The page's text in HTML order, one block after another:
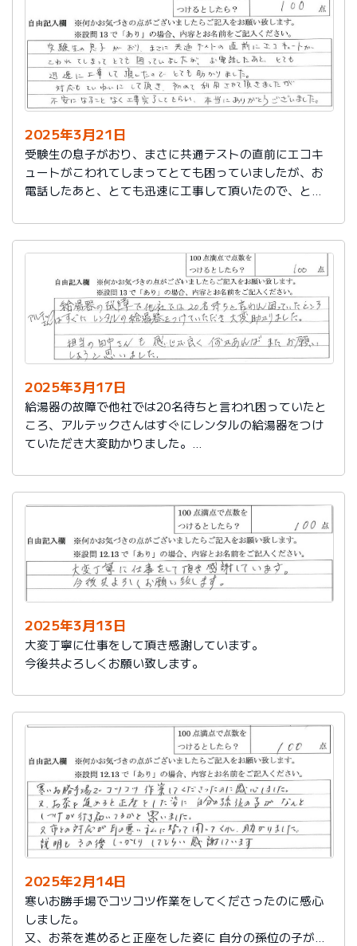
2025年3月21日
受験生の息子がおり、まさに共通テストの直前にエコキ
ュートがこわれてしまってとても困っていましたが、お
電話したあと、とても迅速に工事して頂いたので、とて
対応もていねいして頂き、初めて利用させて頂きました
が不安になることなく工事完了してもらい、本当にあり
2025年3月17日
給湯器の故障で他社では20名待ちと言われ困っていたと
ころ、アルテックさんはすぐにレンタルの給湯器をつけ
ていただき大変助かりました。
うと思いました。
2025年3月13日
大変丁寧に仕事をして頂き感謝しています。
今後共よろしくお願い致します。
2025年2月14日
寒いお勝手場でコツコツ作業をしてくださったのに感心
しました。
又、お茶を進めると正座をした姿に 自分の孫位の子がな